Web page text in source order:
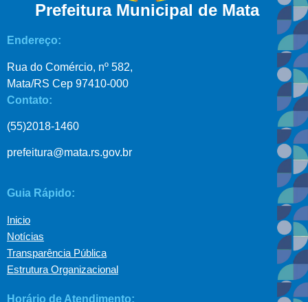
Prefeitura Municipal de Mata
Endereço:
Rua do Comércio, nº 582,
Mata/RS Cep 97410-000
Contato:
(55)2018-1460
prefeitura@mata.rs.gov.br
Guia Rápido:
Inicio
Notícias
Transparência Pública
Estrutura Organizacional
Horário de Atendimento: